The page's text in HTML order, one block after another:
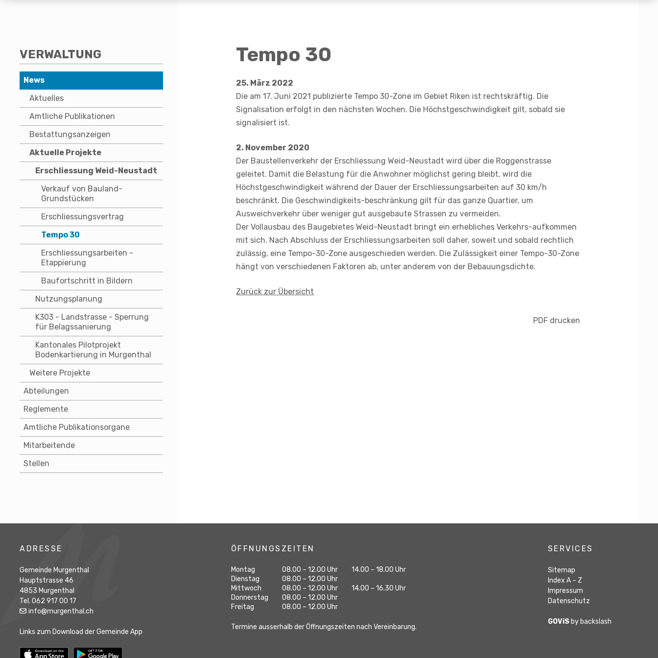
SUBNAVIGATION
VERWALTUNG
News
Aktuelles
Amtliche Publikationen
Bestattungsanzeigen
Aktuelle Projekte
Erschliessung Weid-Neustadt
Verkauf von Bauland-
Grundstücken
Erschliessungsvertrag
Tempo 30
Erschliessungsarbeiten -
Etappierung
Baufortschritt in Bildern
Nutzungsplanung
K303 - Landstrasse - Sperrung
für Belagssanierung
Kantonales Pilotprojekt
Bodenkartierung in Murgenthal
Weitere Projekte
Abteilungen
Reglemente
Amtliche Publikationsorgane
Mitarbeitende
Stellen
Tempo 30
25. März 2022
Die am 17. Juni 2021 publizierte Tempo 30-Zone im Gebiet Riken ist rechtskräftig. Die
Signalisation erfolgt in den nächsten Wochen. Die Höchstgeschwindigkeit gilt, sobald sie
signalisiert ist.
2. November 2020
Der Baustellenverkehr der Erschliessung Weid-Neustadt wird über die Roggenstrasse
geleitet. Damit die Belastung für die Anwohner möglichst gering bleibt, wird die
Höchstgeschwindigkeit während der Dauer der Erschliessungsarbeiten auf 30 km/h
beschränkt. Die Geschwindigkeits-beschränkung gilt für das ganze Quartier, um
Ausweichverkehr über weniger gut ausgebaute Strassen zu vermeiden.
Der Vollausbau des Baugebietes Weid-Neustadt bringt ein erhebliches Verkehrs-aufkommen
mit sich. Nach Abschluss der Erschliessungsarbeiten soll daher, soweit und sobald rechtlich
zulässig, eine Tempo-30-Zone ausgeschieden werden. Die Zulässigkeit einer Tempo-30-Zone
hängt von verschiedenen Faktoren ab, unter anderem von der Bebauungsdichte.
Zurück zur Übersicht
PDF drucken
Footer
ADRESSE
Gemeinde Murgenthal
Hauptstrasse 46
4853 Murgenthal
Tel. 062 917 00 17
info@murgenthal.ch
Links zum Download der Gemeinde App
ÖFFNUNGSZEITEN
Wochentag Öffnungszeiten Vormittag Öffnungszeiten Nachmittag
Montag 08.00 – 12.00 Uhr
14.00 – 18.00 Uhr
Dienstag
08.00 – 12.00 Uhr
Mittwoch
08.00 – 12.00 Uhr
14.00 – 16.30 Uhr
Donnerstag
08.00 – 12.00 Uhr
Freitag
08.00 – 12.00 Uhr
Termine ausserhalb der Öffnungszeiten nach Vereinbarung.
SERVICES
Sitemap
Index A – Z
Impressum
Datenschutz
GOViSby backslash